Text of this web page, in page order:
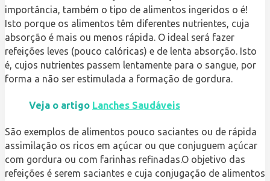
importância, também o tipo de alimentos ingeridos o é!
Isto porque os alimentos têm diferentes nutrientes, cuja
absorção é mais ou menos rápida. O ideal será fazer
refeições leves (pouco calóricas) e de lenta absorção. Isto
é, cujos nutrientes passem lentamente para o sangue, por
forma a não ser estimulada a formação de gordura.
Veja o artigo Lanches Saudáveis
São exemplos de alimentos pouco saciantes ou de rápida
assimilação os ricos em açúcar ou que conjuguem açúcar
com gordura ou com farinhas refinadas.O objetivo das
refeições é serem saciantes e cuja conjugação de alimentos